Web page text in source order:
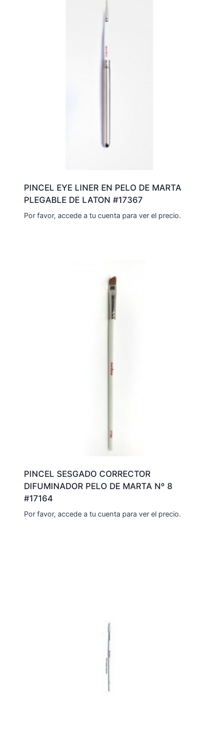
PINCEL EYE LINER EN PELO DE MARTA
PLEGABLE DE LATON #17367
Por favor, accede a tu cuenta para ver el precio.
PINCEL SESGADO CORRECTOR
DIFUMINADOR PELO DE MARTA Nº 8
#17164
Por favor, accede a tu cuenta para ver el precio.